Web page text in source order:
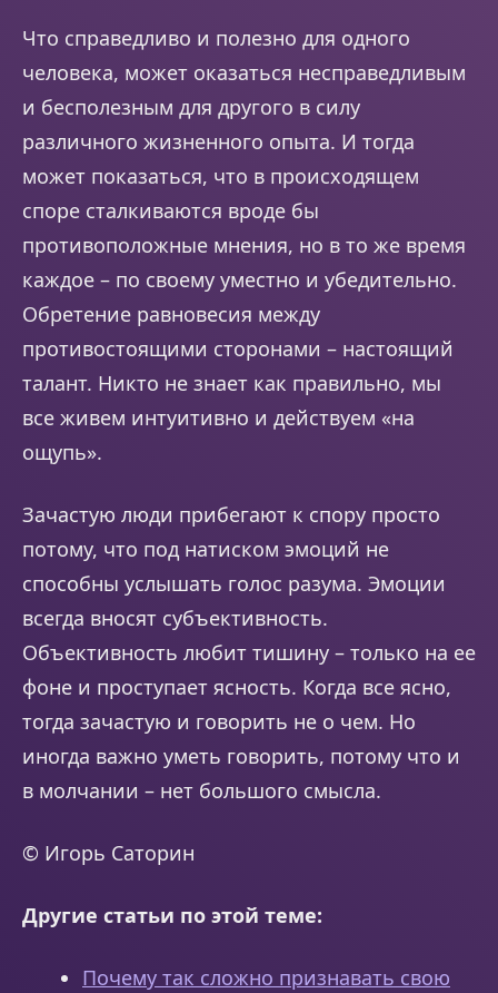
Что справедливо и полезно для одного
человека, может оказаться несправедливым
и бесполезным для другого в силу
различного жизненного опыта. И тогда
может показаться, что в происходящем
споре сталкиваются вроде бы
противоположные мнения, но в то же время
каждое – по своему уместно и убедительно.
Обретение равновесия между
противостоящими сторонами – настоящий
талант. Никто не знает как правильно, мы
все живем интуитивно и действуем «на
ощупь».
Зачастую люди прибегают к спору просто
потому, что под натиском эмоций не
способны услышать голос разума. Эмоции
всегда вносят субъективность.
Объективность любит тишину – только на ее
фоне и проступает ясность. Когда все ясно,
тогда зачастую и говорить не о чем. Но
иногда важно уметь говорить, потому что и
в молчании – нет большого смысла.
© Игорь Саторин
Другие статьи по этой теме:
Почему так сложно признавать свою